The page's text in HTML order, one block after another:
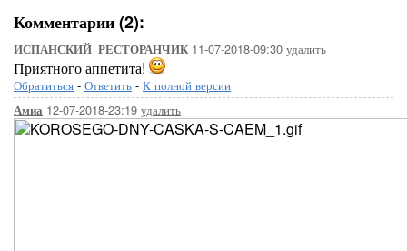
Комментарии (2):
ИСПАНСКИЙ_РЕСТОРАНЧИК11-07-2018-09:30 удалить
Приятного аппетита!
Обратиться - Ответить - К полной версии
Амиа 12-07-2018-23:19 удалить